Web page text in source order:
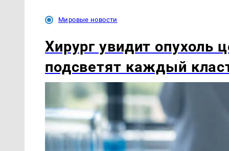
Мировые новости
Хирург увидит опухоль
подсветят каждый